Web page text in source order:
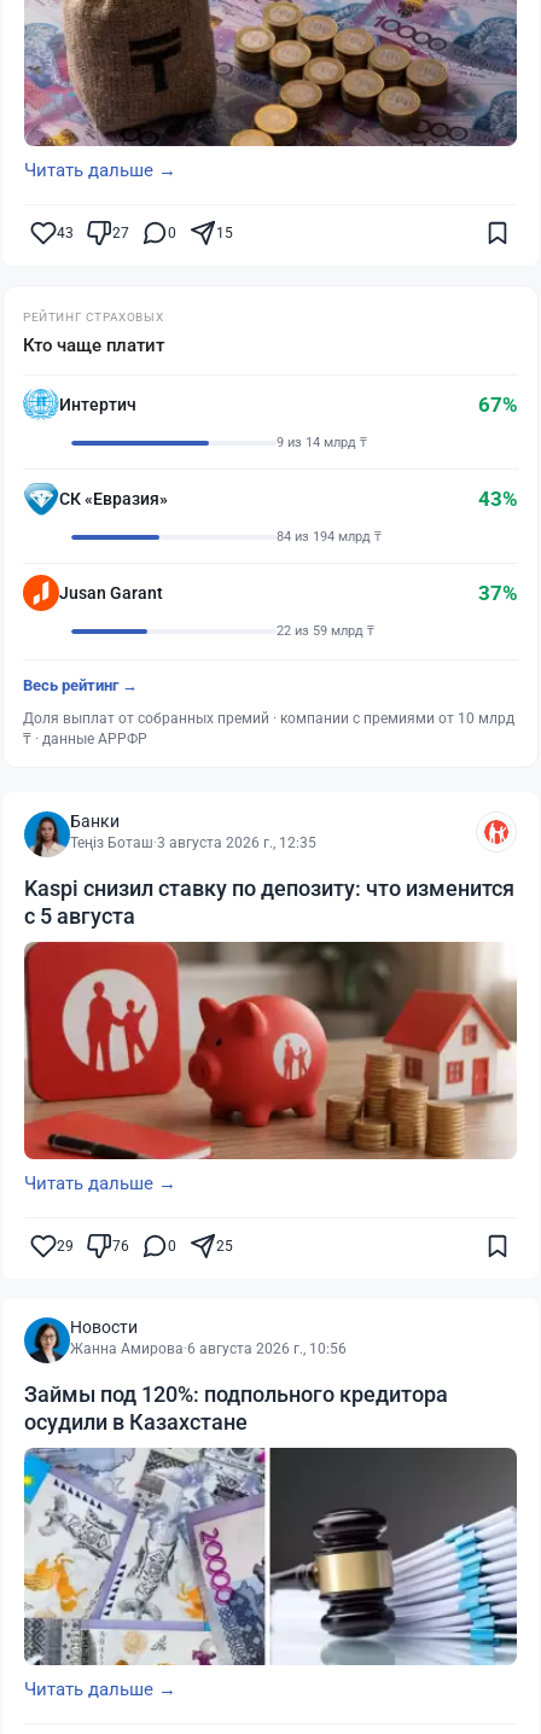
Читать дальше →
43 27 0 15
РЕЙТИНГ СТРАХОВЫХ
Кто чаще платит
Интертич 67%
9 из 14 млрд ₸
СК «Евразия» 43%
84 из 194 млрд ₸
Jusan Garant 37%
22 из 59 млрд ₸
Весь рейтинг →
Доля выплат от собранных премий · компании с премиями от 10 млрд
₸ · данные АРРФР
Банки
Теңіз Боташ·3 августа 2026 г., 12:35
Kaspi снизил ставку по депозиту: что изменится
с 5 августа
Читать дальше →
29 76 0 25
Новости
Жанна Амирова·6 августа 2026 г., 10:56
Займы под 120%: подпольного кредитора
осудили в Казахстане
Читать дальше →